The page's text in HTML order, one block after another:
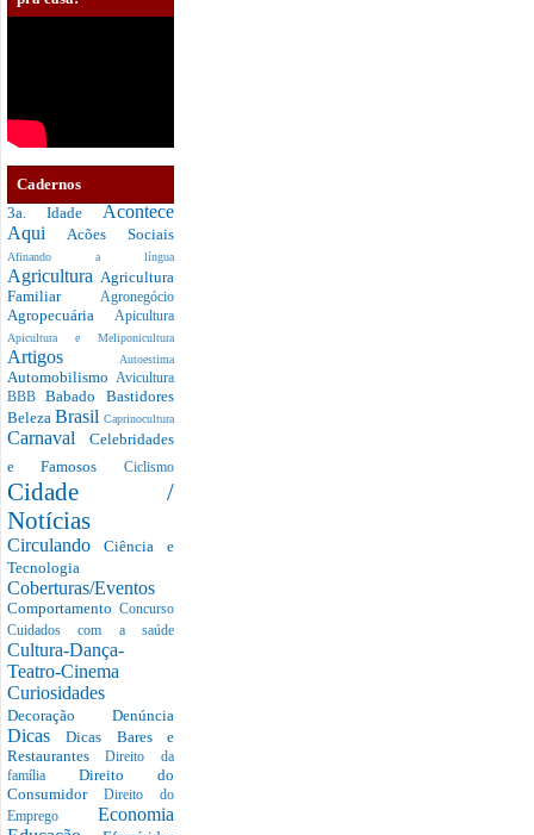
Cadernos
3a. Idade Acontece
Aqui Acões Sociais
Afinando a língua
Agricultura Agricultura
Familiar Agronegócio
Agropecuária Apicultura
Apicultura e Meliponicultura
Artigos Autoestima
Automobilismo Avicultura
BBBBabado Bastidores
Beleza Brasil Caprinocultura
Carnaval Celebridades
e Famosos Ciclismo
Cidade /
Notícias
CirculandoCiência e
Tecnologia
Coberturas/Eventos
Comportamento Concurso
Cuidados com a saúde
Cultura-Dança-
Teatro-Cinema
Curiosidades
Decoração Denúncia
DicasDicas Bares e
RestaurantesDireito da
família Direito do
Consumidor Direito do
Emprego Economia